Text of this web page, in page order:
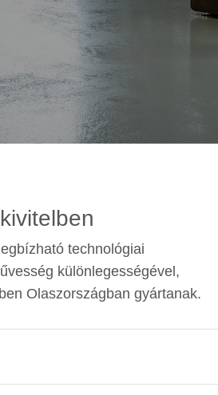
technológiai
különlegességével,
Olaszországban gyártanak.